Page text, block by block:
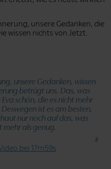
unsere Gedanken, die
wissen nichts von Jetzt.
unsere Gedanken, wissen
betrügt uns. Das, was
schön, die es nicht mehr
ist es am besten,
nur noch auf das, was
mehr als genug.
bei 17m59s